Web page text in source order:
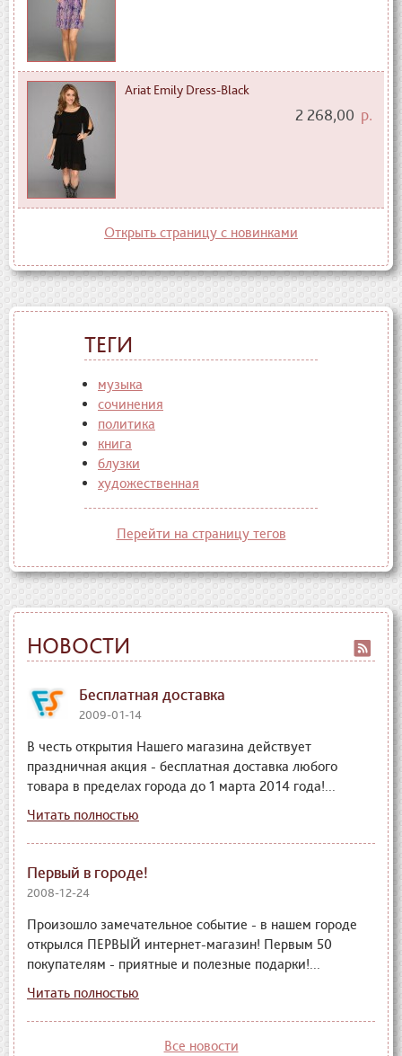
Ariat Emily Dress-Black
2 268,00 р.
Открыть страницу с новинками
ТЕГИ
музыка
сочинения
политика
книга
блузки
художественная
Перейти на страницу тегов
НОВОСТИ
Бесплатная доставка
2009-01-14
В честь открытия Нашего магазина действует
праздничная акция - бесплатная доставка любого
товара в пределах города до 1 марта 2014 года!...
Читать полностью
Первый в городе!
2008-12-24
Произошло замечательное событие - в нашем городе
открылся ПЕРВЫЙ интернет-магазин! Первым 50
покупателям - приятные и полезные подарки!...
Читать полностью
Все новости